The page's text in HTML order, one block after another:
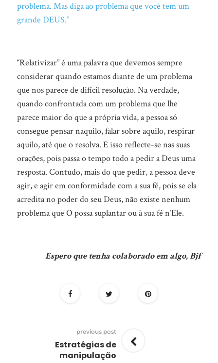
problema. Mas diga ao problema que você tem um
grande DEUS.”
“Relativizar” é uma palavra que devemos sempre
considerar quando estamos diante de um problema
que nos parece de difícil resolução. Na verdade,
quando confrontada com um problema que lhe
parece maior do que a própria vida, a pessoa só
consegue pensar naquilo, falar sobre aquilo, respirar
aquilo, até que o resolva. E isso reflecte-se nas suas
orações, pois passa o tempo todo a pedir a Deus uma
resposta. Contudo, mais do que pedir, a pessoa deve
agir, e agir em conformidade com a sua fé, pois se ela
acredita no poder do seu Deus, não existe nenhum
problema que O possa suplantar ou à sua fé n’Ele.
Espero que tenha colaborado em algo, Bjf
previous post
Estratégias de
manipulação